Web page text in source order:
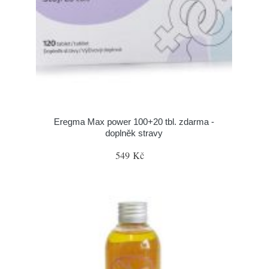
Eregma Max power 100+20 tbl. zdarma -
doplněk stravy
549 Kč